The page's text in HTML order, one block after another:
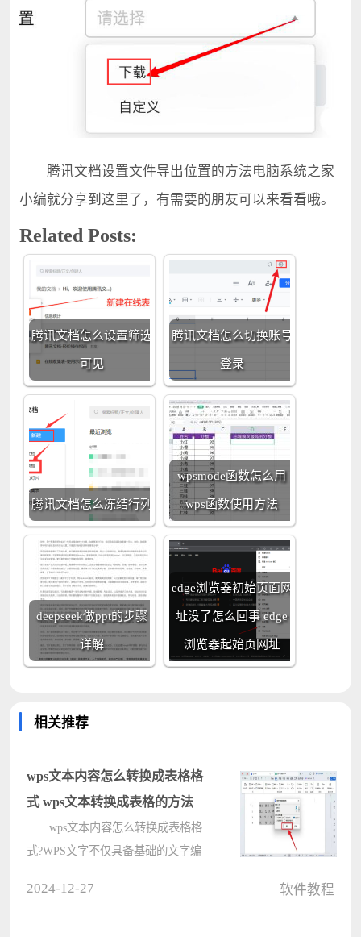
腾讯文档设置文件导出位置的方法电脑系统之家
小编就分享到这里了，有需要的朋友可以来看看哦。
Related Posts:
腾讯文档怎么设置筛选
可见
腾讯文档怎么切换账号
登录
腾讯文档怎么冻结行列
wpsmode函数怎么用
wps函数使用方法
deepseek做ppt的步骤
详解
edge浏览器初始页面网
址没了怎么回事 edge
浏览器起始页网址
相关推荐
wps文本内容怎么转换成表格格
式 wps文本转换成表格的方法
wps文本内容怎么转换成表格格
式?WPS文字不仅具备基础的文字编
2024-12-27 软件教程